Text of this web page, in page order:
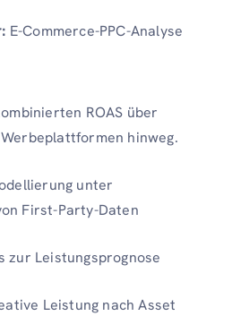
E-Commerce-PPC-Analyse
ROAS über
hinweg.
unter
First-Party-Daten
zur Leistungsprognose
Leistung nach Asset